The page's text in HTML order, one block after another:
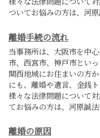
ついてお悩みの方は、河
離婚手続の流れ
当事務所は、大阪市を中
市、西宮市、神戸市といっ
関西地域にお住まいの方
にも、離婚や遺言、金銭ト
様々な法律問題について
てお悩みの方は、河原誠
離婚の原因